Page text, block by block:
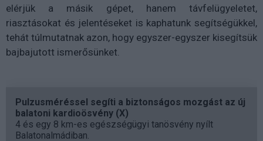
elérjük a másik gépet, hanem távfelügyeletet,
riasztásokat és jelentéseket is kaphatunk segítségükkel,
tehát túlmutatnak azon, hogy egyszer-egyszer kisegítsük
bajbajutott ismerősünket.
Pulzusméréssel segíti a biztonságos mozgást az új
balatoni kardioösvény (X)
4 és egy 8 km-es egészségügyi tanösvény nyílt
Balatonalmádiban.